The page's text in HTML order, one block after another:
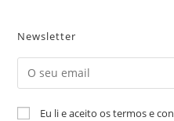
Newsletter
Eu li e aceito os termos e